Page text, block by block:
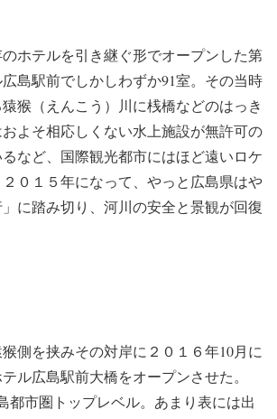
ホテルを引き継ぐ形でオープンした第
島駅前でしかしわずか91室。その当時
猴（えんこう）川に桟橋などのはっき
よそ相応しくない水上施設が無許可の
など、国際観光都市にはほど遠いロケ
０１５年になって、やっと広島県はや
に踏み切り、河川の安全と景観が回復
側を挟みその対岸に２０１６年10月に
ル広島駅前大橋をオープンさせた。
都市圏トップレベル。あまり表には出